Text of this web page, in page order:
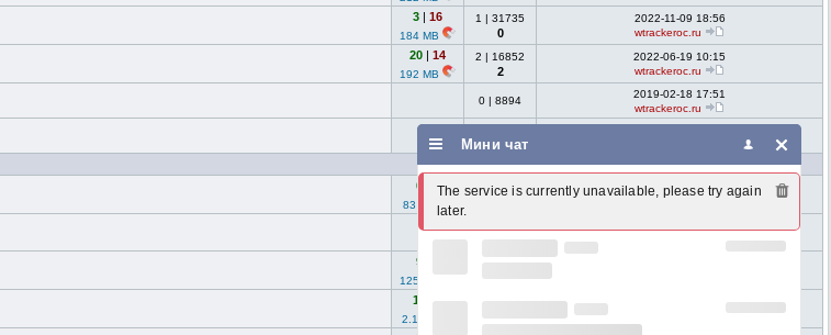
3 | 16
184 MB
1 | 31735
0
2022-11-09 18:56
wtrackeroc.ru
20 | 14
192 MB
2 | 16852
2
2022-06-19 10:15
wtrackeroc.ru
0 | 8894
2019-02-18 17:51
wtrackeroc.ru
0 3
83 MB
1 |35769
2022-10-22 03:49
wtrackeroc.ru
0 |9369
9
125 MB
18638
16
2.1 GB
27440
Мини чат
The service is currently unavailable, please try again
later.